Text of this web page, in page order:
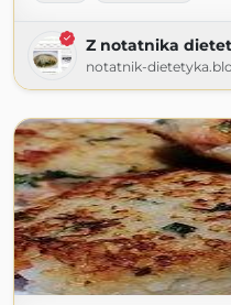
Z notatnika
notatnik-